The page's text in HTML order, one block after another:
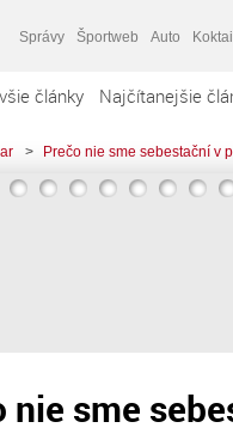
Správy Športweb Auto
články Najčítanejšie
> Prečo nie sme sebestační v
nie sme